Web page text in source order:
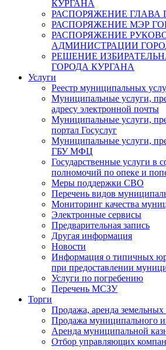
КУРГАНА
РАСПОРЯЖЕНИЕ ГЛАВА
РАСПОРЯЖЕНИЕ МЭР
РАСПОРЯЖЕНИЕ
АДМИНИСТРАЦИИ
РЕШЕНИЕ
ГОРОДА КУРГАНА
Услуги
Реестр муниципальных
Муниципальные услуги,
адресу электронной почты
Муниципальные услуги,
портал Госуслуг
Муниципальные услуги,
ГБУ МФЦ
Государственные услуги в
полномочий по опеке и
Меры поддержки СВО
Перечень видов
Мониторинг качества
Электронные сервисы
Предварительная запись
Другая информация
Новости
Информация о типичных
при предоставлении
Услуги по погребению
Перечень МСЗУ
Торги
Продажа, аренда земельных
Продажа муниципального
Аренда муниципальной
Отбор управляющих